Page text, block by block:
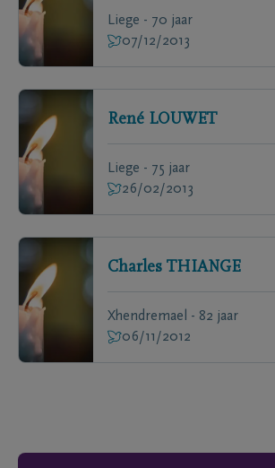
Liege - 70 jaar
07/12/2013
René LOUWET
Liege - 75 jaar
26/02/2013
Charles THIANGE
Xhendremael - 82 jaar
06/11/2012